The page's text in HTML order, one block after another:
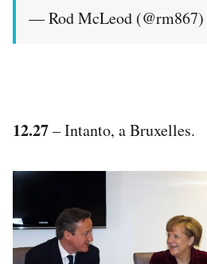
— Rod McLeod (@rm867)
12.27– Intanto, a Bruxelles.